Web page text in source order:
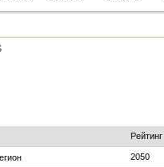
Рейтинг
2050